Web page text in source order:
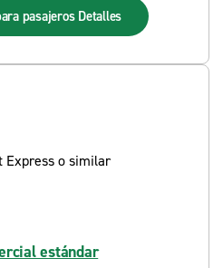
pasajerosDetalles
estándar